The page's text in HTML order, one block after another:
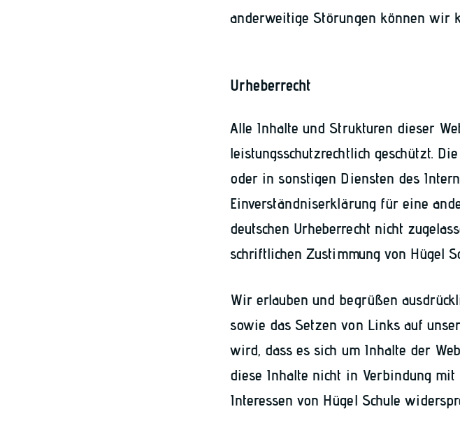
anderweitige Störungen können wir
Urheberrecht
Alle Inhalte und Strukturen dieser
leistungsschutzrechtlich geschützt.
oder in sonstigen Diensten des
Einverständniserklärung für eine
deutschen Urheberrecht nicht
schriftlichen Zustimmung von Hügel
Wir erlauben und begrüßen
sowie das Setzen von Links auf
wird, dass es sich um Inhalte der
diese Inhalte nicht in Verbindung
Interessen von Hügel Schule